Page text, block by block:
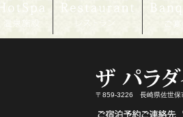
〒859-3226 長崎県佐世保